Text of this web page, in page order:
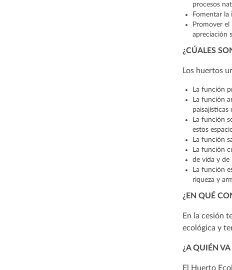
procesos
Fomentar la
Promover
apreciación
¿CÚALES
Los huertos
La función
La función
paisajísticas
La función
estos
La función
La función
de vida y de
La función
riqueza y
¿EN QUÉ
En la cesión
ecológica y
¿A QUIÉN
El Huerto